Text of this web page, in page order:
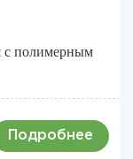
с полимерным
Подробнее